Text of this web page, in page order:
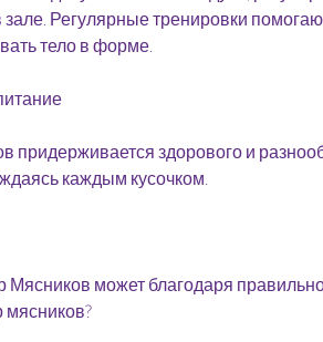
зале. Регулярные тренировки
тело в форме.
придерживается здорового и
каждым кусочком.
Мясников может благодаря
мясников?